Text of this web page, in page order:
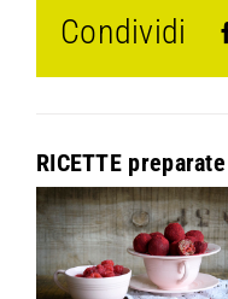
Condividi
RICETTE